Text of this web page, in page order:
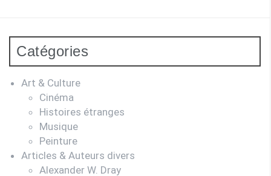
Catégories
Art & Culture
Cinéma
Histoires étranges
Musique
Peinture
Articles & Auteurs divers
Alexander W. Dray